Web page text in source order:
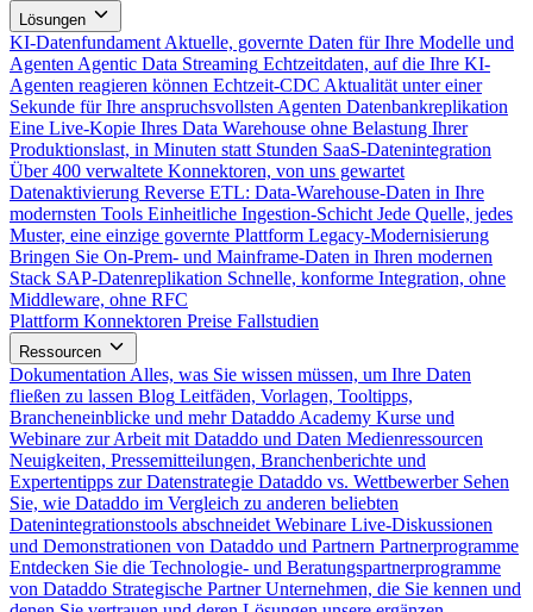
Lösungen
KI-Datenfundament Aktuelle, governte Daten für Ihre Modelle und
Agenten Agentic Data Streaming Echtzeitdaten, auf die Ihre KI-
Agenten reagieren können Echtzeit-CDC Aktualität unter einer
Sekunde für Ihre anspruchsvollsten Agenten Datenbankreplikation
Eine Live-Kopie Ihres Data Warehouse ohne Belastung Ihrer
Produktionslast, in Minuten statt Stunden SaaS-Datenintegration
Über 400 verwaltete Konnektoren, von uns gewartet
Datenaktivierung Reverse ETL: Data-Warehouse-Daten in Ihre
modernsten Tools Einheitliche Ingestion-Schicht Jede Quelle, jedes
Muster, eine einzige governte Plattform Legacy-Modernisierung
Bringen Sie On-Prem- und Mainframe-Daten in Ihren modernen
Stack SAP-Datenreplikation Schnelle, konforme Integration, ohne
Middleware, ohne RFC
Plattform Konnektoren Preise Fallstudien
Ressourcen
Dokumentation Alles, was Sie wissen müssen, um Ihre Daten
fließen zu lassen Blog Leitfäden, Vorlagen, Tooltipps,
Brancheneinblicke und mehr Dataddo Academy Kurse und
Webinare zur Arbeit mit Dataddo und Daten Medienressourcen
Neuigkeiten, Pressemitteilungen, Branchenberichte und
Expertentipps zur Datenstrategie Dataddo vs. Wettbewerber Sehen
Sie, wie Dataddo im Vergleich zu anderen beliebten
Datenintegrationstools abschneidet Webinare Live-Diskussionen
und Demonstrationen von Dataddo und Partnern Partnerprogramme
Entdecken Sie die Technologie- und Beratungspartnerprogramme
von Dataddo Strategische Partner Unternehmen, die Sie kennen und